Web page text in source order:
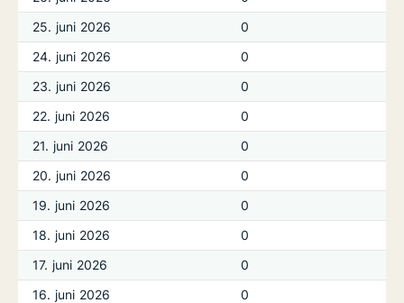
25. juni 2026
0
24. juni 2026
0
23. juni 2026
0
22. juni 2026
0
21. juni 2026
0
20. juni 2026
0
19. juni 2026
0
18. juni 2026
0
17. juni 2026
0
16. juni 2026
0